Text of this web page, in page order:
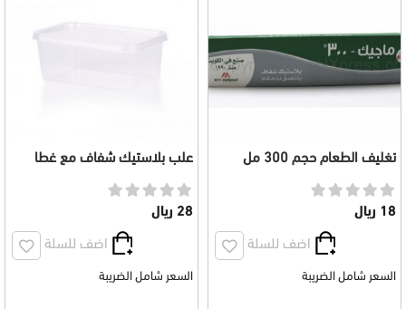
تغليف الطعام حجم 300 مل
18 ريال
اضف للسلة
السعر شامل الضريبة
علب بلاستيك شفاف مع غطا
28 ريال
اضف للسلة
السعر شامل الضريبة